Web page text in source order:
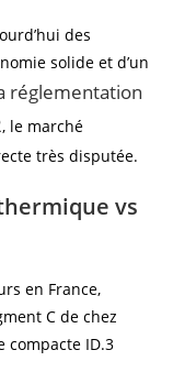
des
solide et d’un
réglementation
, le marché
très disputée.
vs
en France,
C de chez
compacte ID.3